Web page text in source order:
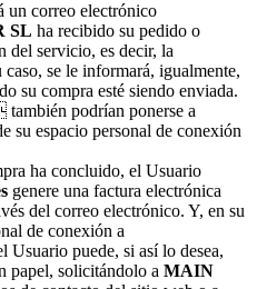
un correo electrónico
SL ha recibido su pedido o
del servicio, es decir, la
se le informará, igualmente,
su compra esté siendo enviada.
podrían ponerse a
su espacio personal de conexión
ha concluido, el Usuario
genere una factura electrónica
del correo electrónico. Y, en su
de conexión a
Usuario puede, si así lo desea,
papel, solicitándolo a MAIN